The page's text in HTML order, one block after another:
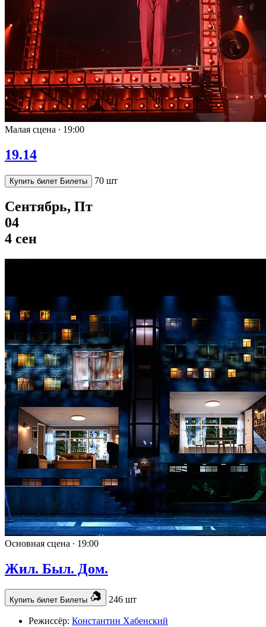
Малая сцена ∙ 19:00
19.14
Купить билет Билеты 70 шт
Сентябрь, Пт
04
4 сен
Основная сцена ∙ 19:00
Жил. Был. Дом.
Купить билет Билеты 246 шт
Режиссёр: Константин Хабенский